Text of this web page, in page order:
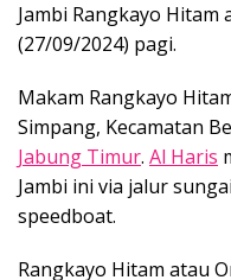
Jambi Rangkayo Hitam
(27/09/2024) pagi.
Makam Rangkayo
Simpang, Kecamatan
Jabung Timur. Al Haris
Jambi ini via jalur
speedboat.
Rangkayo Hitam atau